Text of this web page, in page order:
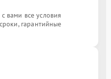
вами все условия
гарантийные